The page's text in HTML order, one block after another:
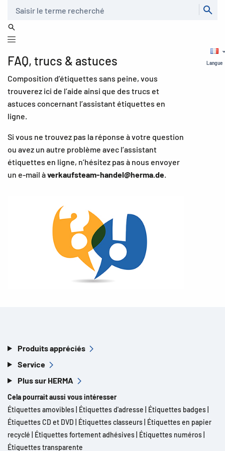
Langue
FAQ, trucs & astuces
Composition d’étiquettes sans peine, vous
trouverez ici de l’aide ainsi que des trucs et
astuces concernant l’assistant étiquettes en
ligne.
Si vous ne trouvez pas la réponse à votre question
ou avez un autre problème avec l’assistant
étiquettes en ligne, n’hésitez pas à nous envoyer
un e-mail àverkaufsteam-handel@herma.de.
Produits appréciés
Service
Plus sur HERMA
Cela pourrait aussi vous intéresser
Étiquettes amovibles Étiquettes d'adresse Étiquettes badges
Étiquettes CD et DVD
Étiquettes classeurs Étiquettes en papier
recyclé
Étiquettes fortement adhésives Étiquettes numéros
Étiquettes transparente